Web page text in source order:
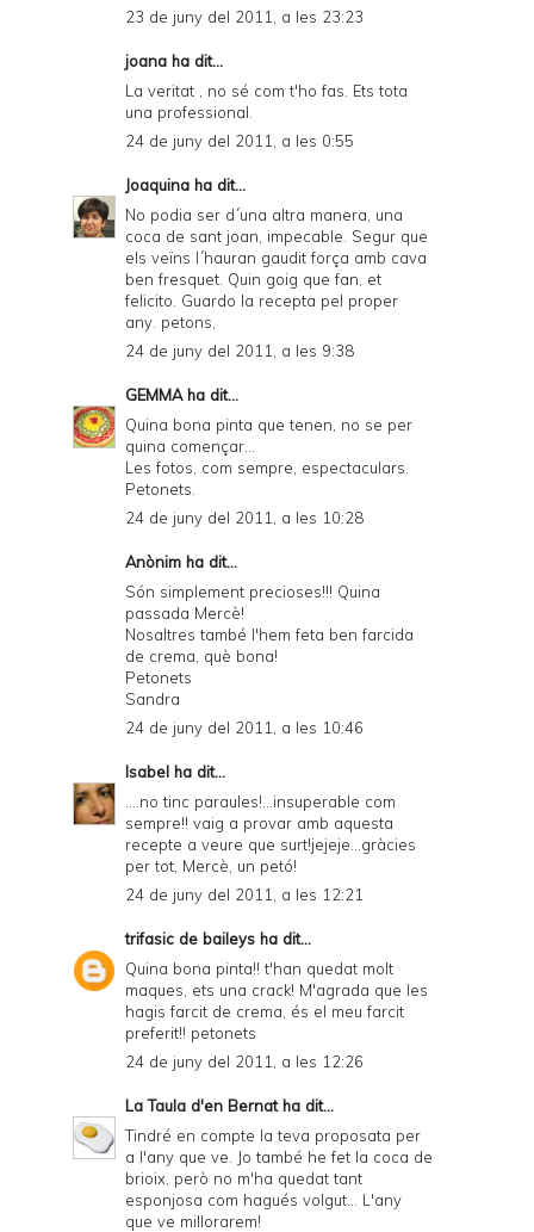
D
F
23 de juny del 2011, a les 23:23
joana ha dit...
La veritat , no sé com t'ho fas. Ets tota
una professional.
24 de juny del 2011, a les 0:55
Joaquina ha dit...
No podia ser d´una altra manera, una
coca de sant joan, impecable. Segur que
els veïns l´hauran gaudit força amb cava
ben fresquet. Quin goig que fan, et
felicito. Guardo la recepta pel proper
any. petons,
24 de juny del 2011, a les 9:38
GEMMAha dit...
Quina bona pinta que tenen, no se per
quina començar...
Les fotos, com sempre, espectaculars.
Petonets.
24 de juny del 2011, a les 10:28
Anònim ha dit...
Són simplement precioses!!! Quina
passada Mercè!
Nosaltres també l'hem feta ben farcida
de crema, què bona!
Petonets
Sandra
24 de juny del 2011, a les 10:46
Isabel ha dit...
....no tinc paraules!...insuperable com
sempre!! vaig a provar amb aquesta
recepte a veure que surt!jejeje...gràcies
per tot, Mercè, un petó!
24 de juny del 2011, a les 12:21
trifasic de baileys ha dit...
Quina bona pinta!! t'han quedat molt
maques, ets una crack! M'agrada que les
hagis farcit de crema, és el meu farcit
preferit!! petonets
24 de juny del 2011, a les 12:26
La Taula d'en Bernatha dit...
Tindré en compte la teva proposata per
a l'any que ve. Jo també he fet la coca de
brioix, però no m'ha quedat tant
esponjosa com hagués volgut... L'any
que ve millorarem!